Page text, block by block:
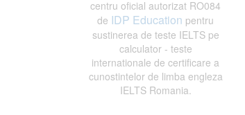
centru oficial autorizat RO084
de IDP Education pentru
sustinerea de teste IELTS pe
calculator - teste
internationale de certificare a
cunostintelor de limba engleza
IELTS Romania.